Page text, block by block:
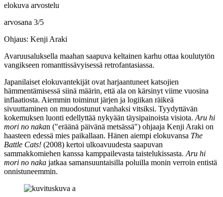
elokuva arvostelu
arvosana 3/5
Ohjaus: Kenji Araki
Avaruusaluksella maahan saapuva keltainen karhu ottaa koulutytön
vangikseen romanttissävyisessä retrofantasiassa.
Japanilaiset elokuvantekijät ovat harjaantuneet katsojien
hämmentämisessä siinä määrin, että ala on kärsinyt viime vuosina
inflaatiosta. Aiemmin toiminut järjen ja logiikan räikeä
sivuuttaminen on muodostunut vanhaksi vitsiksi. Tyydyttävän
kokemuksen luonti edellyttää nykyään täysipainoista visiota. Aru hi
mori no nakan ("eräänä päivänä metsässä") ohjaaja Kenji Araki on
haasteen edessä mies paikallaan. Hänen aiempi elokuvansa The
Battle Cats! (2008) kertoi ulkoavuudesta saapuvan
sammakkomiehen kanssa kamppailevasta taistelukissasta. Aru hi
mori no naka jatkaa samansuuntaisilla poluilla monin verroin entistä
onnistuneemmin.